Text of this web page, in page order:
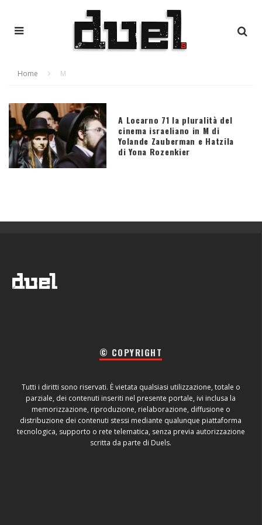
Home M
A Locarno 71 la pluralità del
cinema israeliano in M di
Yolande Zauberman e Hatzila
di Yona Rozenkier
© COPYRIGHT
Tutti i diritti sono riservati. È vietata qualsiasi utilizzazione, totale o
parziale, dei contenuti inseriti nel presente portale, ivi inclusa la
memorizzazione, riproduzione, rielaborazione, diffusione o
distribuzione dei contenuti stessi mediante qualunque piattaforma
tecnologica, supporto o rete telematica, senza previa autorizzazione
scritta da parte di Duels.